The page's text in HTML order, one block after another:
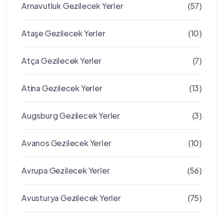
Arnavutluk Gezilecek Yerler (57)
Ataşe Gezilecek Yerler (10)
Atça Gezilecek Yerler (7)
Atina Gezilecek Yerler (13)
Augsburg Gezilecek Yerler (3)
Avanos Gezilecek Yerler (10)
Avrupa Gezilecek Yerler (56)
Avusturya Gezilecek Yerler (75)